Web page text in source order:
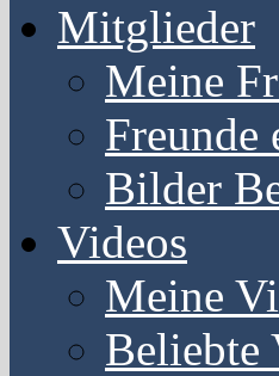
Mitglieder
Meine
Freunde
Bilder
Videos
Meine
Beliebte